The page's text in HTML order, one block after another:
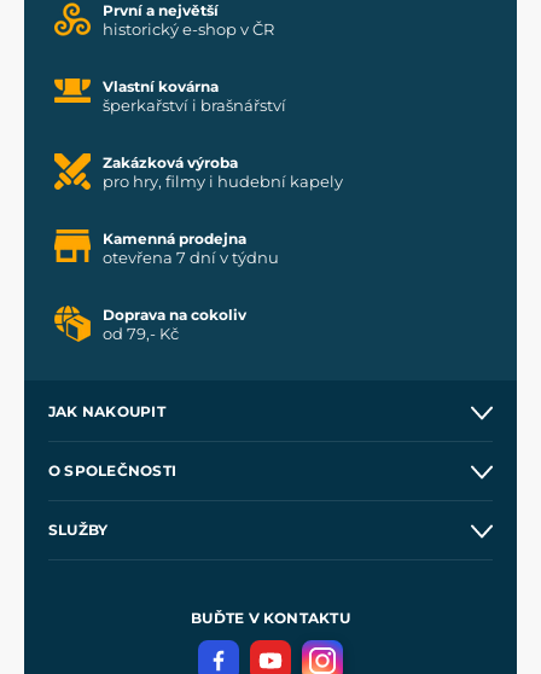
První a největší
historický e-shop v ČR
Vlastní kovárna
šperkařství i brašnářství
Zakázková výroba
pro hry, filmy i hudební kapely
Kamenná prodejna
otevřena 7 dní v týdnu
Doprava na cokoliv
od 79,- Kč
JAK NAKOUPIT
Velkoobchod
O SPOLEČNOSTI
SLUŽBY
Meče pro Kingdom Come
BUĎTE V KONTAKTU